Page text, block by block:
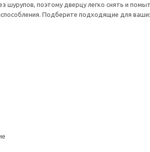
шурупов, поэтому дверцу легко снять и
Подберите подходящие для